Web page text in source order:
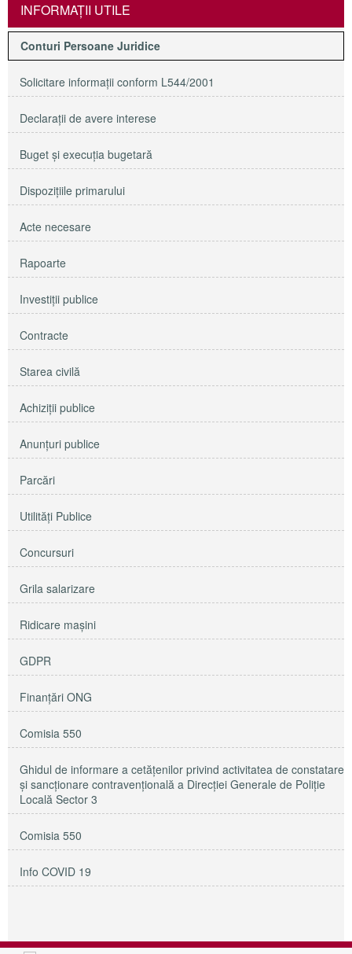
INFORMAŢII UTILE
Conturi Persoane Juridice
Solicitare informaţii conform L544/2001
Declaraţii de avere interese
Buget şi execuţia bugetară
Dispoziţiile primarului
Acte necesare
Rapoarte
Investiţii publice
Contracte
Starea civilă
Achiziţii publice
Anunţuri publice
Parcări
Utilităţi Publice
Concursuri
Grila salarizare
Ridicare maşini
GDPR
Finanțări ONG
Comisia 550
Ghidul de informare a cetățenilor privind activitatea de constatare
și sancționare contravențională a Direcției Generale de Poliție
Locală Sector 3
Comisia 550
Info COVID 19